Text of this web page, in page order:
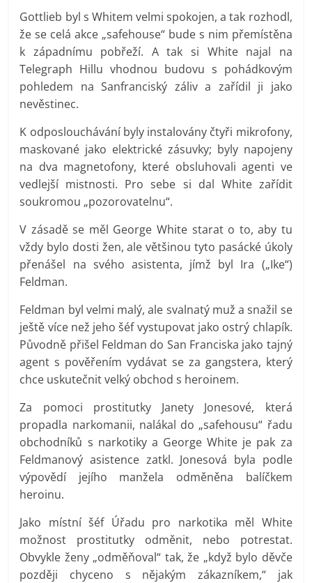
Gottlieb byl s Whitem velmi spokojen, a tak rozhodl,
že se celá akce „safehouse“ bude s nim přemístěna
k západnímu pobřeží. A tak si White najal na
Telegraph Hillu vhodnou budovu s pohádkovým
pohledem na Sanfranciský záliv a zařídil ji jako
nevěstinec.
K odposlouchávání byly instalovány čtyři mikrofony,
maskované jako elektrické zásuvky; byly napojeny
na dva magnetofony, které obsluhovali agenti ve
vedlejší mistnosti. Pro sebe si dal White zařídit
soukromou „pozorovatelnu“.
V zásadě se měl George White starat o to, aby tu
vždy bylo dosti žen, ale většinou tyto pasácké úkoly
přenášel na svého asistenta, jímž byl Ira („Ike“)
Feldman.
Feldman byl velmi malý, ale svalnatý muž a snažil se
ještě více než jeho šéf vystupovat jako ostrý chlapík.
Původně přišel Feldman do San Franciska jako tajný
agent s pověřením vydávat se za gangstera, který
chce uskutečnit velký obchod s heroinem.
Za pomoci prostitutky Janety Jonesové, která
propadla narkomanii, nalákal do „safehousu“ řadu
obchodníků s narkotiky a George White je pak za
Feldmanový asistence zatkl. Jonesová byla podle
výpovědí jejího manžela odměněna balíčkem
heroinu.
Jako místní šéf Úřadu pro narkotika měl White
možnost prostitutky odměnit, nebo potrestat.
Obvykle ženy „odměňoval“ tak, že „když bylo děvče
později chyceno s nějakým zákazníkem,“ jak